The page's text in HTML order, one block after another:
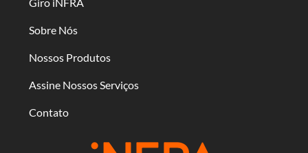
Giro iNFRA
Sobre Nós
Nossos Produtos
Assine Nossos Serviços
Contato